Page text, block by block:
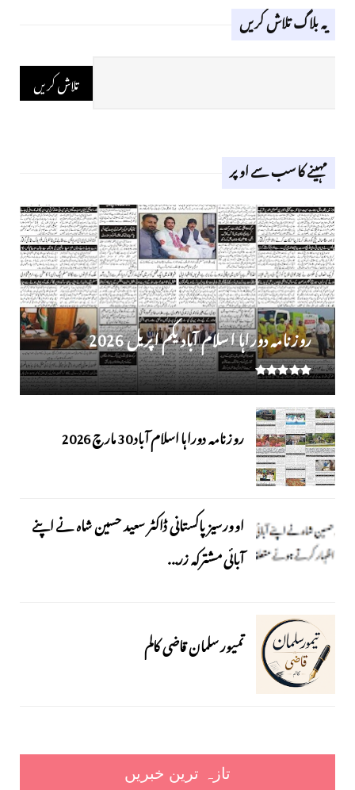
یہ بلاگ تلاش کریں
مہینے کا سب سے اوپر
روز نامہ دوراہا اسلام آباد یکم اپریل 2026
روزنامہ دوراہا اسلام آباد 30 مارچ 2026
اوورسیز پاکستانی ڈاکٹر سعید حسین شاہ نے اپنے
آبائی مشترکہ زر...
تمیور سلمان قاضی کالم
تازہ ترین خبریں